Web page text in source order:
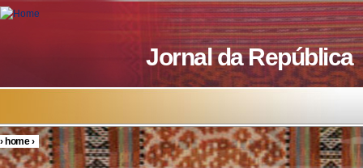
Skip to main content
Jornal da República
You are here
›home›